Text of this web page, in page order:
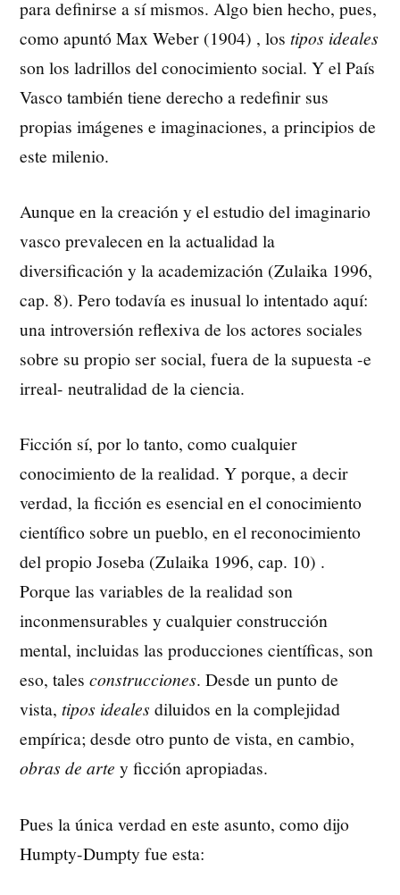
para definirse a sí mismos. Algo bien hecho, pues,
como apuntó Max Weber (1904) , lostipos ideales
son los ladrillos del conocimiento social. Y el País
Vasco también tiene derecho a redefinir sus
propias imágenes e imaginaciones, a principios de
este milenio.
Aunque en la creación y el estudio del imaginario
vasco prevalecen en la actualidad la
diversificación y la academización (Zulaika 1996,
cap. 8). Pero todavía es inusual lo intentado aquí:
una introversión reflexiva de los actores sociales
sobre su propio ser social, fuera de la supuesta -e
irreal- neutralidad de la ciencia.
Ficción sí, por lo tanto, como cualquier
conocimiento de la realidad. Y porque, a decir
verdad, la ficción es esencial en el conocimiento
científico sobre un pueblo, en el reconocimiento
del propio Joseba (Zulaika 1996, cap. 10) .
Porque las variables de la realidad son
inconmensurables y cualquier construcción
mental, incluidas las producciones científicas, son
eso, talesconstrucciones. Desde un punto de
vista,tipos ideales diluidos en la complejidad
empírica; desde otro punto de vista, en cambio,
obras de arte y ficción apropiadas.
Pues la única verdad en este asunto, como dijo
Humpty-Dumpty fue esta: